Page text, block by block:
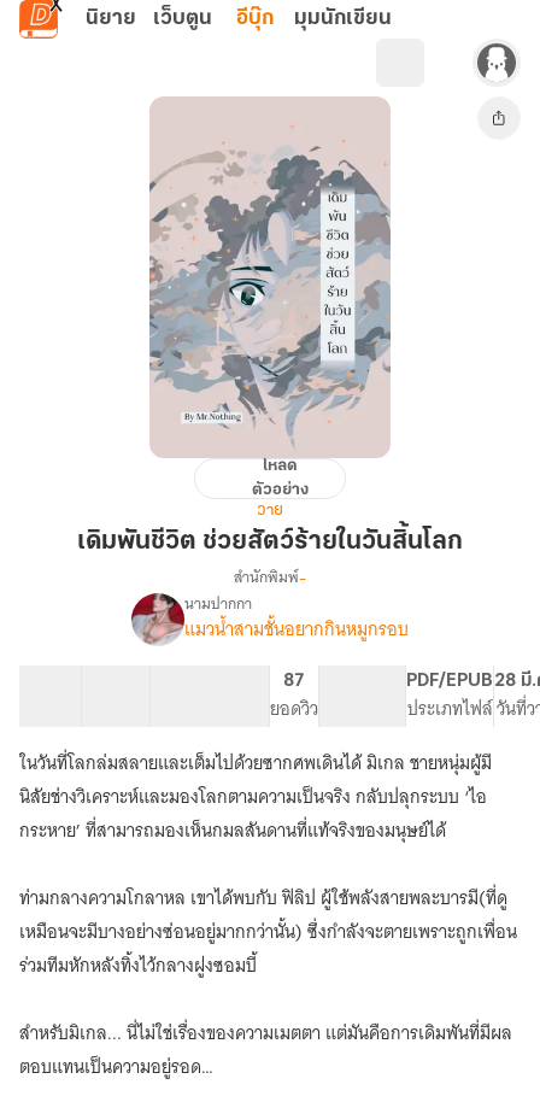
ข้ามไปยังเนื้อหาหลัก
นิยาย เว็บตูน อีบุ๊ก มุมนักเขียน
ชีวิต
สัตว์
ร้าย
ใน
โลก
โหลด
ตัวอย่าง
วาย
เดิมพันชีวิต ช่วยสัตว์ร้ายในวันสิ้นโลก
เรื่อง
Book]เดิม
พัน
ชีวิต
ช่วย
สัตว์
ร้าย[ผู้ชาย]ใน
วัน
สิ้น
โลก[BL]
สำนักพิมพ์-
นามปากกา
แมวน้ำสามชั้นอยากกินหมูกรอบ
87
ยอดวิว
PDF/EPUB
ประเภทไฟล์
28 มี
วันที่ว
ในวันที่โลกล่มสลายและเต็มไปด้วยซากศพเดินได้ มิเกล ชายหนุ่มผู้มี
นิสัยช่างวิเคราะห์และมองโลกตามความเป็นจริง กลับปลุกระบบ ‘ไอ
กระหาย’ ที่สามารถมองเห็นกมลสันดานที่แท้จริงของมนุษย์ได้
ท่ามกลางความโกลาหล เขาได้พบกับ ฟิลิป ผู้ใช้พลังสายพละบารมี(ที่ดู
เหมือนจะมีบางอย่างซ่อนอยู่มากกว่านั้น) ซึ่งกำลังจะตายเพราะถูกเพื่อน
ร่วมทีมหักหลังทิ้งไว้กลางฝูงซอมบี้
สำหรับมิเกล... นี่ไม่ใช่เรื่องของความเมตตา แต่มันคือการเดิมพันที่มีผล
ตอบแทนเป็นความอยู่รอด